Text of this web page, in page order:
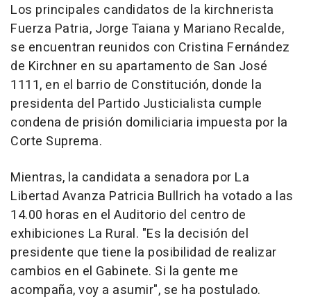
Los principales candidatos de la kirchnerista
Fuerza Patria, Jorge Taiana y Mariano Recalde,
se encuentran reunidos con Cristina Fernández
de Kirchner en su apartamento de San José
1111, en el barrio de Constitución, donde la
presidenta del Partido Justicialista cumple
condena de prisión domiliciaria impuesta por la
Corte Suprema.
Mientras, la candidata a senadora por La
Libertad Avanza Patricia Bullrich ha votado a las
14.00 horas en el Auditorio del centro de
exhibiciones La Rural. "Es la decisión del
presidente que tiene la posibilidad de realizar
cambios en el Gabinete. Si la gente me
acompaña, voy a asumir", se ha postulado.